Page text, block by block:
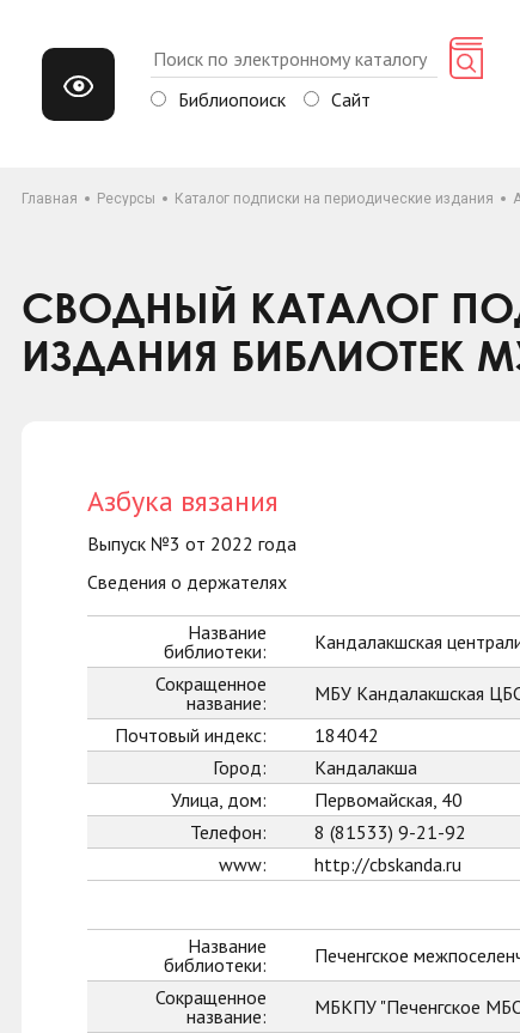
Библиопоиск Сайт
Главная Ресурсы Каталог подписки на периодические издания
СВОДНЫЙ КАТАЛОГ
ИЗДАНИЯ БИБЛИОТЕК
Азбука вязания
Выпуск №3 от 2022 года
Сведения о держателях
Название
библиотеки:
Кандалакшская
Сокращенное
название:
МБУ Кандалакшская
Почтовый индекс:
184042
Город:
Кандалакша
Улица, дом:
Первомайская, 40
Телефон:
8 (81533) 9-21-92
www:
http://cbskanda.ru
Название
библиотеки:
Печенгское
Сокращенное
название:
МБКПУ "Печенгское